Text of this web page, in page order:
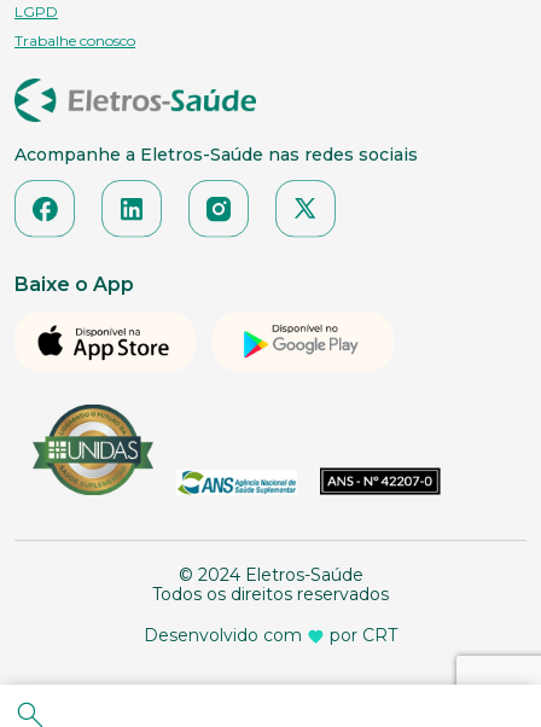
LGPD
Trabalhe conosco
Acompanhe a Eletros-Saúde nas redes sociais
Baixe o App
© 2024 Eletros-Saúde
Todos os direitos reservados
Desenvolvido com
por CRT